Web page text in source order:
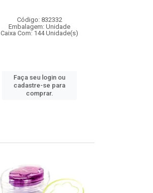
Código: 832332
Embalagem: Unidade
Caixa Com: 144 Unidade(s)
Faça seu login ou
cadastre-se para
comprar.